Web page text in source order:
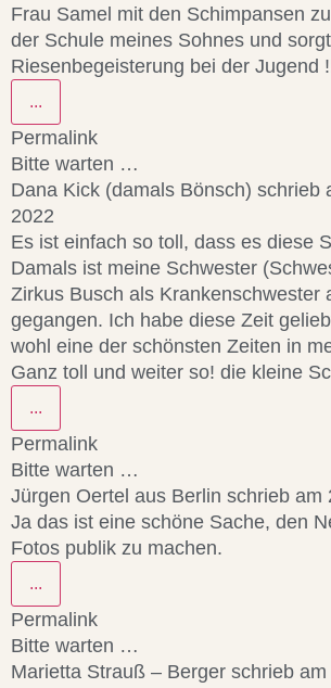
Frau Samel mit den Schimpansen
der Schule meines Sohnes und
Riesenbegeisterung bei der Jugend
...
Permalink
Bitte warten …
Dana Kick (damals Bönsch) schrieb
2022
Es ist einfach so toll, dass es diese
Damals ist meine Schwester
Zirkus Busch als Krankenschwester
gegangen. Ich habe diese Zeit
wohl eine der schönsten Zeiten in
Ganz toll und weiter so! die kleine
...
Permalink
Bitte warten …
Jürgen Oertel aus Berlin schrieb am
Ja das ist eine schöne Sache, den
Fotos publik zu machen.
...
Permalink
Bitte warten …
Marietta Strauß – Berger schrieb am